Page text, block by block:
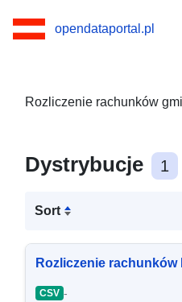
opendataportal.pl
Rozliczenie rachunków
Dystrybucje 1
Sort
Rozliczenie rachunków
CSV -